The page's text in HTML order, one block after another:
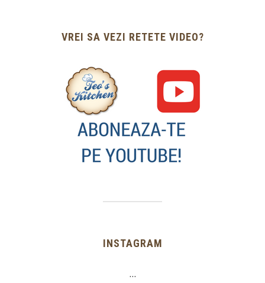
VREI SA VEZI RETETE VIDEO?
INSTAGRAM
…